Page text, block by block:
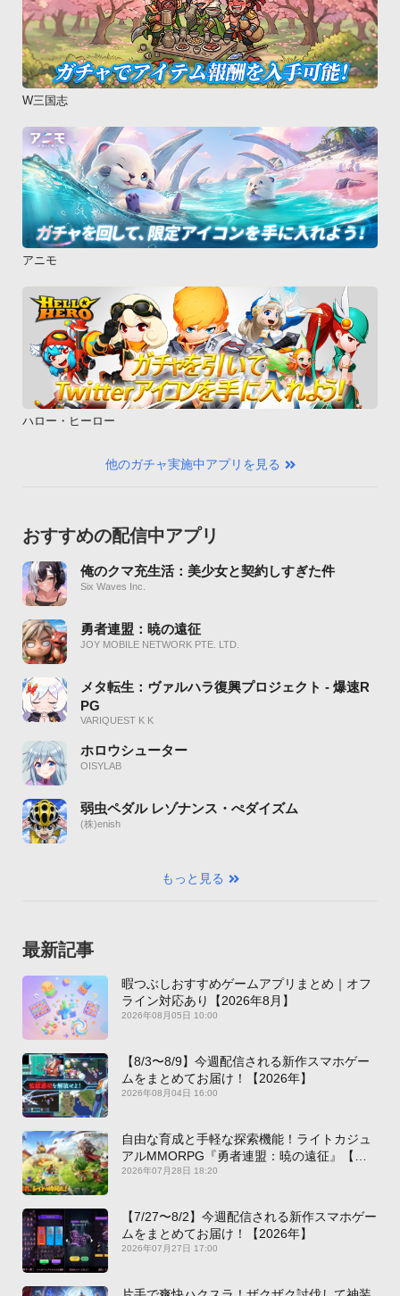
W三国志
アニモ
ハロー・ヒーロー
他のガチャ実施中アプリを見る
おすすめの配信中アプリ
俺のクマ充生活：美少女と契約しすぎた件
Six Waves Inc.
勇者連盟：暁の遠征
JOY MOBILE NETWORK PTE. LTD.
メタ転生：ヴァルハラ復興プロジェクト - 爆速R
PG
VARIQUEST K K
ホロウシューター
OISYLAB
弱虫ペダル レゾナンス・ぺダイズム
(株)enish
もっと見る
最新記事
暇つぶしおすすめゲームアプリまとめ｜オフ
ライン対応あり【2026年8月】
2026年08月05日 10:00
【8/3〜8/9】今週配信される新作スマホゲー
ムをまとめてお届け！【2026年】
2026年08月04日 16:00
自由な育成と手軽な探索機能！ライトカジュ
アルMMORPG『勇者連盟：暁の遠征』【最
新作PICKUP】
2026年07月28日 18:20
【7/27〜8/2】今週配信される新作スマホゲー
ムをまとめてお届け！【2026年】
2026年07月27日 17:00